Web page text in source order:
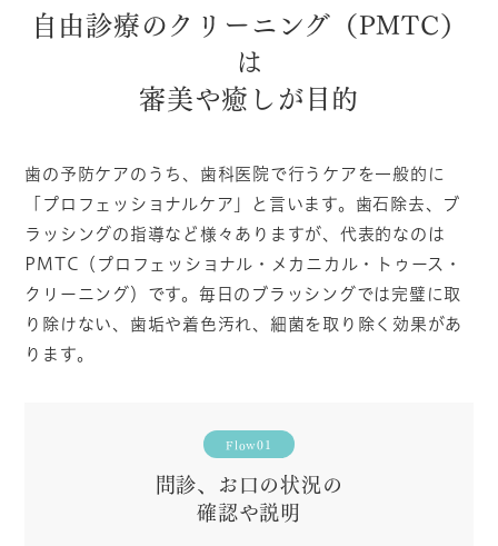
自由診療のクリーニング（PMTC）
は
審美や癒しが目的
歯の予防ケアのうち、歯科医院で行うケアを一般的に
「プロフェッショナルケア」と言います。歯石除去、ブ
ラッシングの指導など様々ありますが、代表的なのは
PMTC（プロフェッショナル・メカニカル・トゥース・
クリーニング）です。毎日のブラッシングでは完璧に取
り除けない、歯垢や着色汚れ、細菌を取り除く効果があ
ります。
Flow01
問診、お口の状況の
確認や説明